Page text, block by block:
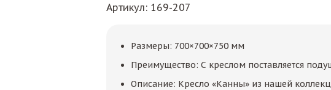
Артикул: 169-207
Размеры: 700×700×750 мм
Преимущество: С креслом поставляется
Описание: Кресло «Канны» из нашей